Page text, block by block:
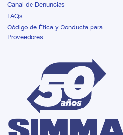
Canal de Denuncias
FAQs
Código de Ética y Conducta para
Proveedores